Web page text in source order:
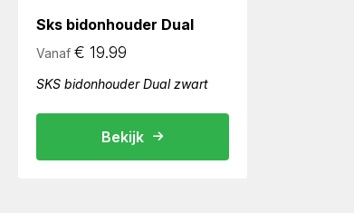
Sks bidonhouder Dual
Vanaf € 19.99
SKS bidonhouder Dual zwart
Bekijk